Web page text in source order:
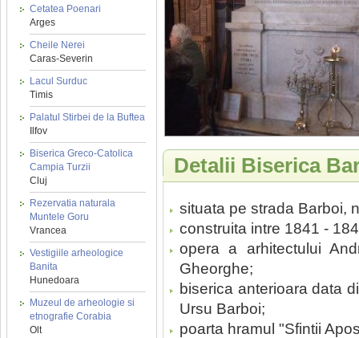
Cetatea Poenari
Arges
Cheile Nerei
Caras-Severin
Lacul Surduc
Timis
Palatul Stirbei de la Buftea
Ilfov
Biserica Greco-Catolica
Campia Turzii
Cluj
Rezervatia naturala
Muntele Goru
Vrancea
Vestigiile arheologice
Banita
Hunedoara
Muzeul de arheologie si
etnografie Corabia
Olt
Detalii Biserica
situata pe strada Barboi,
construita intre 1841 -
opera a arhitectului
Gheorghe;
biserica anterioara data
Ursu Barboi;
poarta hramul "Sfintii